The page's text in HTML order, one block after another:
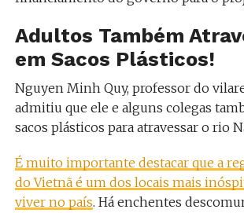
Adultos Também
em Sacos Plásticos!
Nguyen Minh Quy, professor do
admitiu que ele e alguns colegas
sacos plásticos para atravessar o rio
É muito importante destacar que a
do Vietnã é um dos locais mais
viver no país. Há enchentes